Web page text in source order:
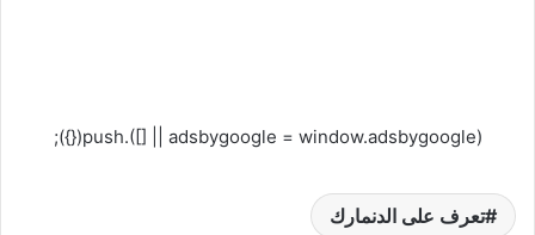
(adsbygoogle = window.adsbygoogle || []).push({});
تعرف على الدنمارك